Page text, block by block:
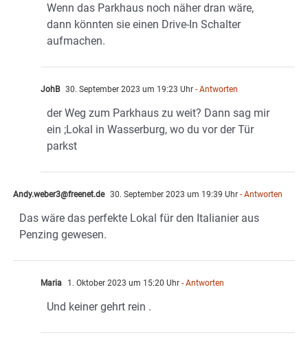
Wenn das Parkhaus noch näher dran wäre,
dann könnten sie einen Drive-In Schalter
aufmachen.
JohB 30. September 2023 um 19:23 Uhr - Antworten
der Weg zum Parkhaus zu weit? Dann sag mir
ein ;Lokal in Wasserburg, wo du vor der Tür
parkst
Andy.weber3@freenet.de 30. September 2023 um 19:39 Uhr - Antworten
Das wäre das perfekte Lokal für den Italianier aus
Penzing gewesen.
Maria 1. Oktober 2023 um 15:20 Uhr - Antworten
Und keiner gehrt rein .